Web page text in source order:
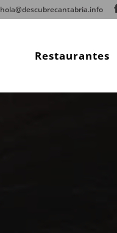
hola@descubrecantabria.info
Restaurantes